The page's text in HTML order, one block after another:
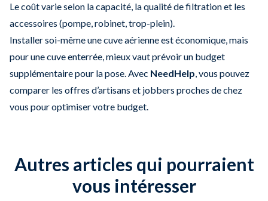
Le coût varie selon la capacité, la qualité de filtration et les
accessoires (pompe, robinet, trop-plein).
Installer soi-même une cuve aérienne est économique, mais
pour une cuve enterrée, mieux vaut prévoir un budget
supplémentaire pour la pose. Avec NeedHelp, vous pouvez
comparer les offres d’artisans et jobbers proches de chez
vous pour optimiser votre budget.
Autres articles qui pourraient
vous intéresser